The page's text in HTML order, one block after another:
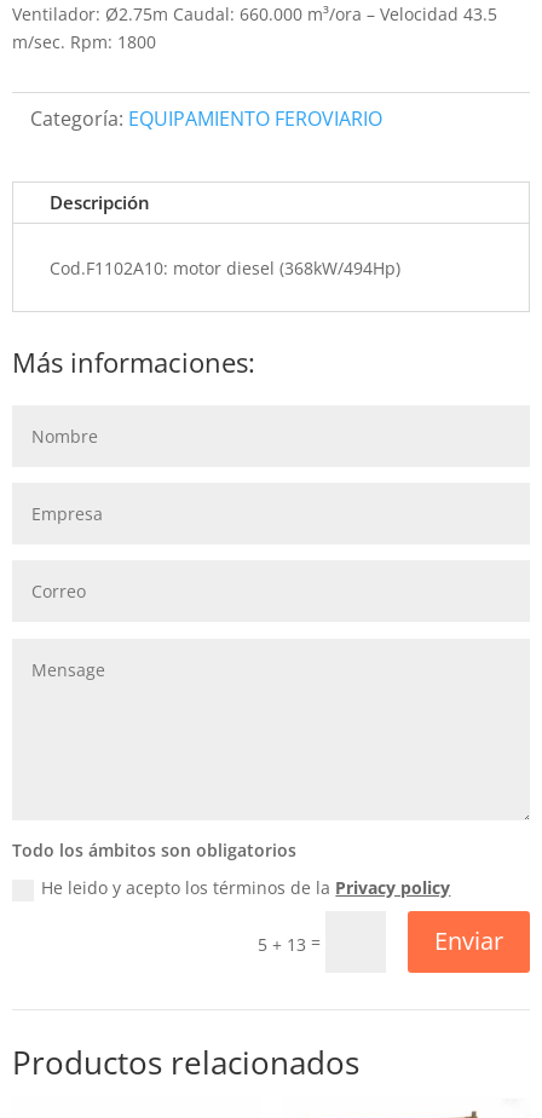
Ventilador: Ø2.75m Caudal: 660.000 m³/ora – Velocidad 43.5
m/sec. Rpm: 1800
Categoría: EQUIPAMIENTO FEROVIARIO
Descripción
Cod.F1102A10: motor diesel (368kW/494Hp)
Más informaciones:
Todo los ámbitos son obligatorios
He leido y acepto los términos de la Privacy policy
5 + 13 = Enviar
Productos relacionados